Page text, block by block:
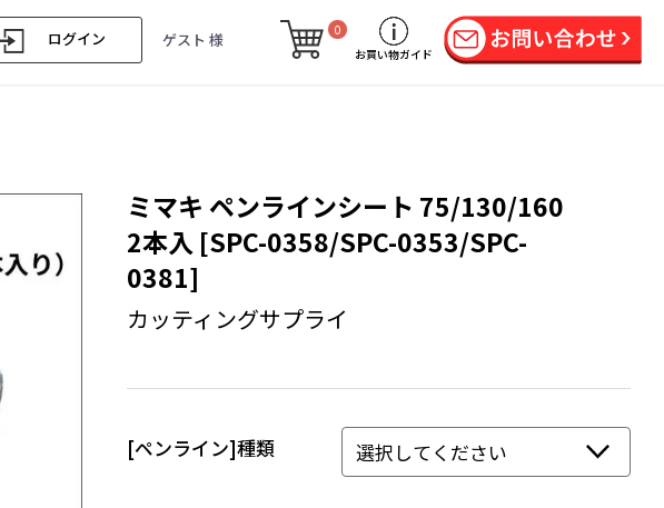
ログイン ゲスト 様
0
お買い物ガイド
ミマキ ペンラインシート 75/130/160
2本入 [SPC-0358/SPC-0353/SPC-
0381]
カッティングサプライ
[ペンライン]種類